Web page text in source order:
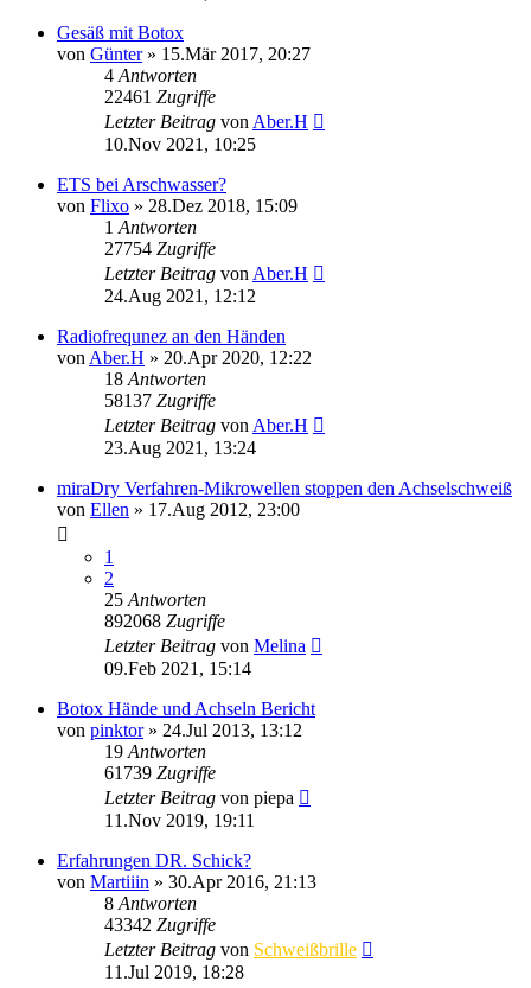
Gesäß mit Botox
von Günter» 15.Mär 2017, 20:27
4 Antworten
22461 Zugriffe
Letzter Beitrag von Aber.H
10.Nov 2021, 10:25
ETS bei Arschwasser?
von Flixo » 28.Dez 2018, 15:09
1 Antworten
27754 Zugriffe
Letzter Beitrag von Aber.H
24.Aug 2021, 12:12
Radiofrequnez an den Händen
von Aber.H » 20.Apr 2020, 12:22
18 Antworten
58137 Zugriffe
Letzter Beitrag von Aber.H
23.Aug 2021, 13:24
miraDry Verfahren-Mikrowellen stoppen den Achselschweiß
von Ellen » 17.Aug 2012, 23:00
1
2
25 Antworten
892068 Zugriffe
Letzter Beitrag von Melina
09.Feb 2021, 15:14
Botox Hände und Achseln Bericht
von pinktor» 24.Jul 2013, 13:12
19 Antworten
61739 Zugriffe
Letzter Beitrag von piepa
11.Nov 2019, 19:11
Erfahrungen DR. Schick?
von Martiiin » 30.Apr 2016, 21:13
8 Antworten
43342 Zugriffe
Letzter Beitrag von Schweißbrille
11.Jul 2019, 18:28